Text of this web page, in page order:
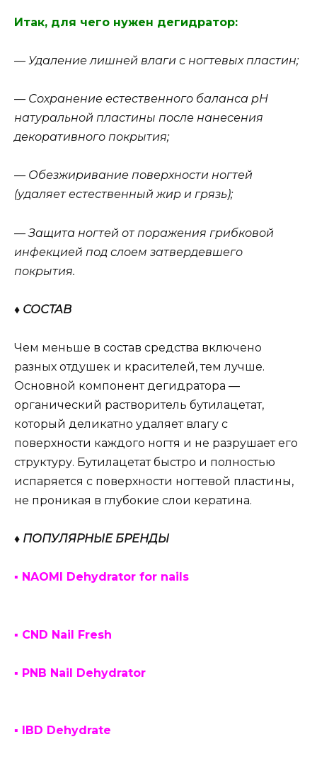
Итак, для чего нужен дегидратор:
— Удаление лишней влаги с ногтевых пластин;
— Сохранение естественного баланса pH
натуральной пластины после нанесения
декоративного покрытия;
— Обезжиривание поверхности ногтей
(удаляет естественный жир и грязь);
— Защита ногтей от поражения грибковой
инфекцией под слоем затвердевшего
покрытия.
♦ СОСТАВ
Чем меньше в состав средства включено
разных отдушек и красителей, тем лучше.
Основной компонент дегидратора —
органический растворитель бутилацетат,
который деликатно удаляет влагу с
поверхности каждого ногтя и не разрушает его
структуру. Бутилацетат быстро и полностью
испаряется с поверхности ногтевой пластины,
не проникая в глубокие слои кератина.
♦ ПОПУЛЯРНЫЕ БРЕНДЫ
▪ NAOMI Dehydrator for nails
▪ CND Nail Fresh
▪ PNB Nail Dehydrator
▪ IBD Dehydrate